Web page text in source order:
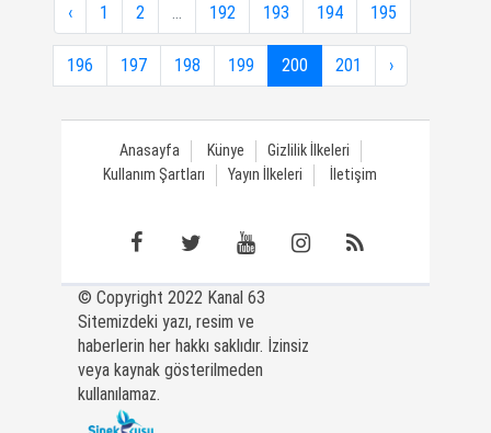
‹ 1 2 ... 192 193 194 195
196 197 198 199 200 201 ›
Anasayfa Künye
Gizlilik İlkeleri
Kullanım Şartları
Yayın İlkeleri İletişim
© Copyright 2022 Kanal 63
Sitemizdeki yazı, resim ve
haberlerin her hakkı saklıdır. İzinsiz
veya kaynak gösterilmeden
kullanılamaz.